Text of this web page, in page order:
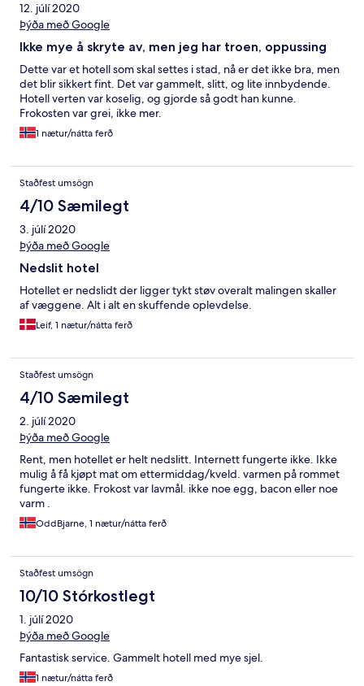
12. júlí 2020
Þýða með Google
Ikke mye å skryte av, men jeg har troen, oppussing
Dette var et hotell som skal settes i stad, nå er det ikke bra, men
det blir sikkert fint. Det var gammelt, slitt, og lite innbydende.
Hotell verten var koselig, og gjorde så godt han kunne.
Frokosten var grei, ikke mer.
1 nætur/nátta ferð
Staðfest umsögn
4/10 Sæmilegt
3. júlí 2020
Þýða með Google
Nedslit hotel
Hotellet er nedslidt der ligger tykt støv overalt malingen skaller
af væggene. Alt i alt en skuffende oplevdelse.
Leif, 1 nætur/nátta ferð
Staðfest umsögn
4/10 Sæmilegt
2. júlí 2020
Þýða með Google
Rent, men hotellet er helt nedslitt. Internett fungerte ikke. Ikke
mulig å få kjøpt mat om ettermiddag/kveld. varmen på rommet
fungerte ikke. Frokost var lavmål. ikke noe egg, bacon eller noe
varm .
OddBjarne, 1 nætur/nátta ferð
Staðfest umsögn
10/10 Stórkostlegt
1. júlí 2020
Þýða með Google
Fantastisk service. Gammelt hotell med mye sjel.
1 nætur/nátta ferð